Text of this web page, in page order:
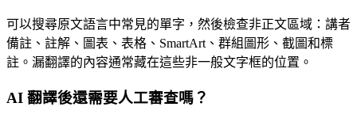
可以搜尋原文語言中常見的單字，然後檢查非正文區域：講者
備註、註解、圖表、表格、SmartArt、群組圖形、截圖和標
註。漏翻譯的內容通常藏在這些非一般文字框的位置。
AI 翻譯後還需要人工審查嗎？